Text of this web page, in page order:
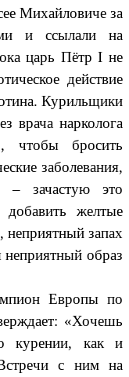
Михайловиче за
и ссылали на
царь Пётр I не
действие
Курильщики
врача нарколога
чтобы бросить
заболевания,
– зачастую это
желтые
запах
образ
Европы по
«Хочешь
курении, как и
с ним на